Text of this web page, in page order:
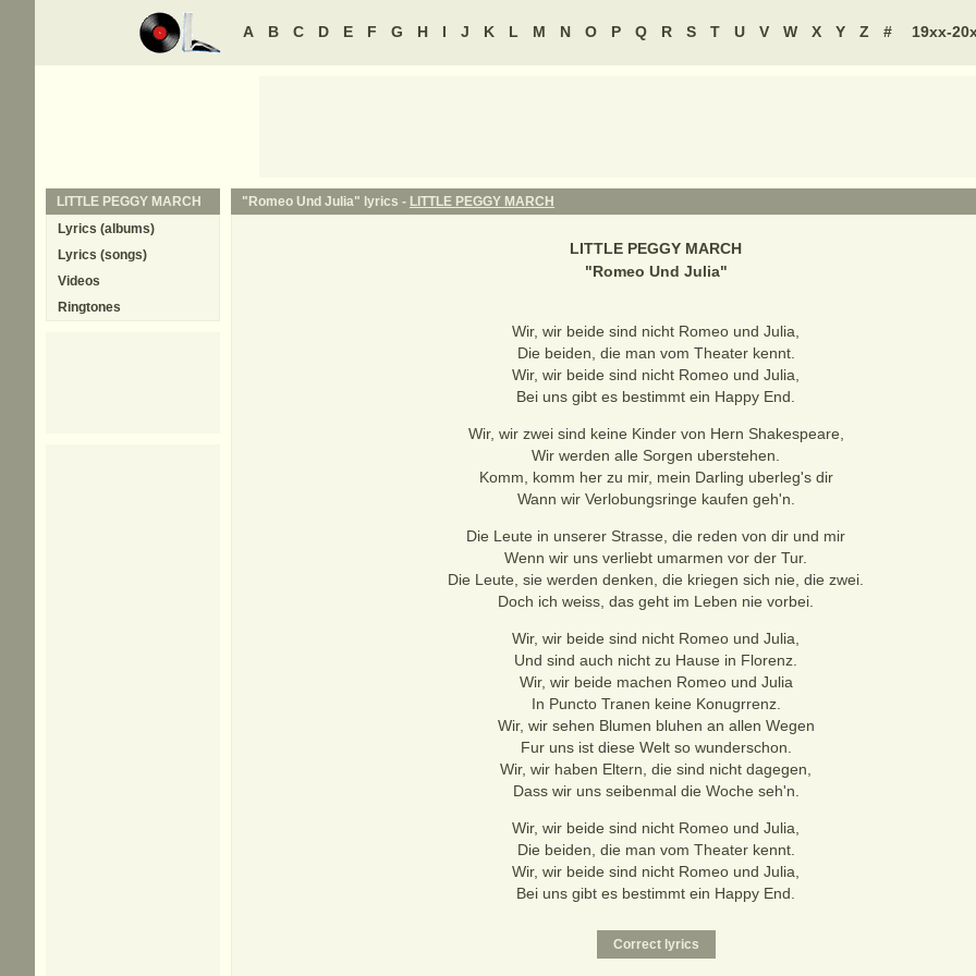
A B C D E F G H I J K L M N O P Q R S T U V W X Y Z # 19xx-
"Romeo Und Julia" lyrics - LITTLE PEGGY MARCH
LITTLE PEGGY MARCH
"Romeo Und Julia"
Wir, wir beide sind nicht Romeo und Julia,
Die beiden, die man vom Theater kennt.
Wir, wir beide sind nicht Romeo und Julia,
Bei uns gibt es bestimmt ein Happy End.
Wir, wir zwei sind keine Kinder von Hern Shakespeare,
Wir werden alle Sorgen uberstehen.
Komm, komm her zu mir, mein Darling uberleg's dir
Wann wir Verlobungsringe kaufen geh'n.
Die Leute in unserer Strasse, die reden von dir und mir
Wenn wir uns verliebt umarmen vor der Tur.
Die Leute, sie werden denken, die kriegen sich nie, die zwei.
Doch ich weiss, das geht im Leben nie vorbei.
Wir, wir beide sind nicht Romeo und Julia,
Und sind auch nicht zu Hause in Florenz.
Wir, wir beide machen Romeo und Julia
In Puncto Tranen keine Konugrrenz.
Wir, wir sehen Blumen bluhen an allen Wegen
Fur uns ist diese Welt so wunderschon.
Wir, wir haben Eltern, die sind nicht dagegen,
Dass wir uns seibenmal die Woche seh'n.
Wir, wir beide sind nicht Romeo und Julia,
Die beiden, die man vom Theater kennt.
Wir, wir beide sind nicht Romeo und Julia,
Bei uns gibt es bestimmt ein Happy End.
LITTLE PEGGY MARCH
Lyrics (albums)
Lyrics (songs)
Videos
Ringtones